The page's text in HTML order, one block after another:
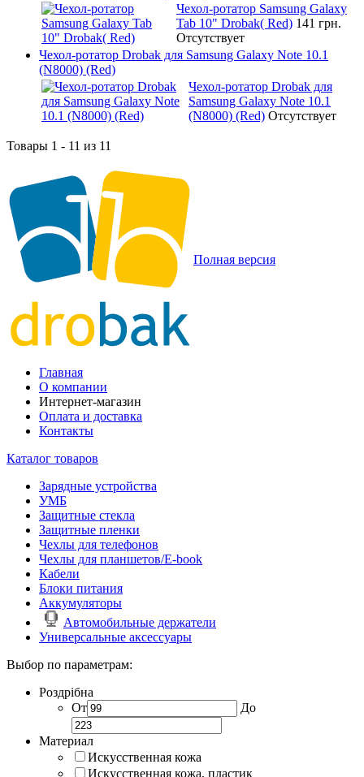
Чехол-ротатор Samsung Galaxy
Tab 10" Drobak( Red) 141 грн.
Отсутствует
Чехол-ротатор Drobak для Samsung Galaxy Note 10.1
(N8000) (Red)
Чехол-ротатор Drobak для
Samsung Galaxy Note 10.1
(N8000) (Red) Отсутствует
Товары 1 - 11 из 11
Полная версия
Главная
О компании
Интернет-магазин
Оплата и доставка
Контакты
Каталог товаров
Зарядные устройства
УМБ
Защитные стекла
Защитные пленки
Чехлы для телефонов
Чехлы для планшетов/E-book
Кабели
Блоки питания
Аккумуляторы
Автомобильные держатели
Универсальные аксессуары
Выбор по параметрам:
Роздрібна
От
До
Материал
Искусственная кожа
Искусственная кожа, пластик